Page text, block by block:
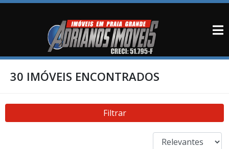
30 IMÓVEIS ENCONTRADOS
Filtrar